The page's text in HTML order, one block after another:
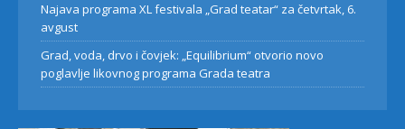
Najava programa XL festivala „Grad teatar“ za četvrtak, 6.
avgust
Grad, voda, drvo i čovjek: „Equilibrium“ otvorio novo
poglavlje likovnog programa Grada teatra